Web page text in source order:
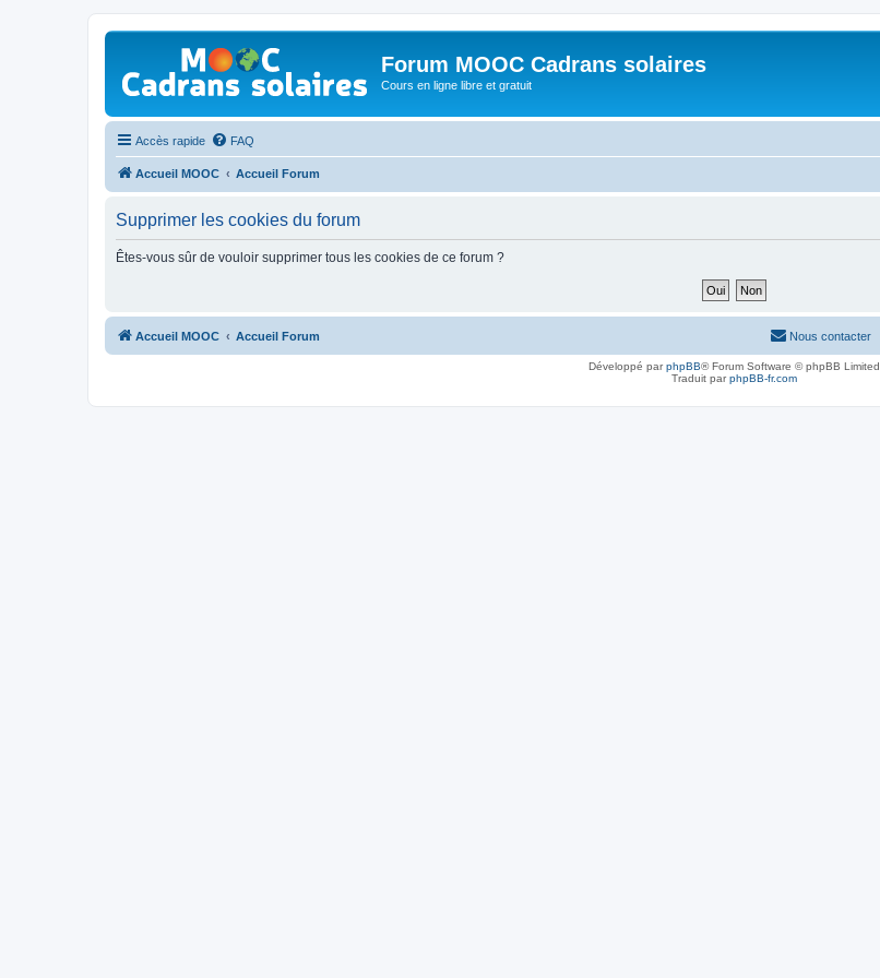
Forum MOOC Cadrans solaires
Cours en ligne libre et gratuit
Accès rapide FAQ
Accueil MOOC Accueil Forum
Supprimer les cookies du forum
Êtes-vous sûr de vouloir supprimer tous les cookies de ce forum ?
Accueil MOOC Accueil Forum Nous contacter
Développé parphpBB® Forum Software © phpBB Limited
Traduit parphpBB-fr.com